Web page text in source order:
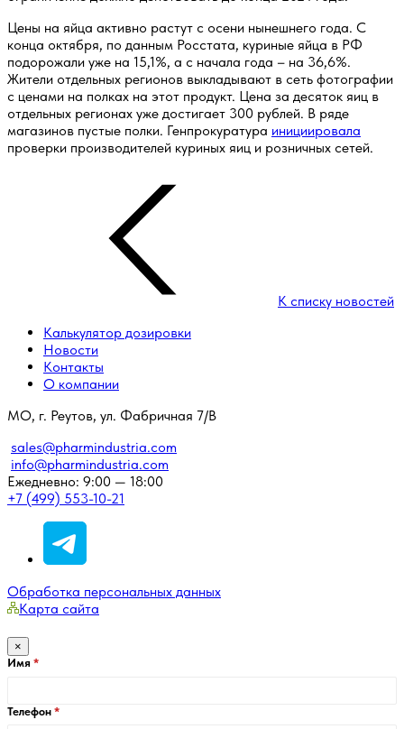
Цены на яйца активно растут с осени нынешнего года. С
конца октября, по данным Росстата, куриные яйца в РФ
подорожали уже на 15,1%, а с начала года – на 36,6%.
Жители отдельных регионов выкладывают в сеть фотографии
с ценами на полках на этот продукт. Цена за десяток яиц в
отдельных регионах уже достигает 300 рублей. В ряде
магазинов пустые полки. Генпрокуратура инициировала
проверки производителей куриных яиц и розничных сетей.
К списку новостей
Калькулятор дозировки
Новости
Контакты
О компании
МО, г. Реутов, ул. Фабричная 7/В
sales@pharmindustria.com
info@pharmindustria.com
Ежедневно: 9:00 — 18:00
+7 (499) 553-10-21
Обработка персональных данных
Карта сайта
×
Имя
Телефон